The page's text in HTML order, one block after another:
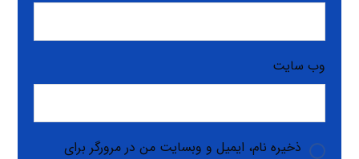
وب‌ سایت
ذخیره نام، ایمیل و وبسایت من در مرورگر برای